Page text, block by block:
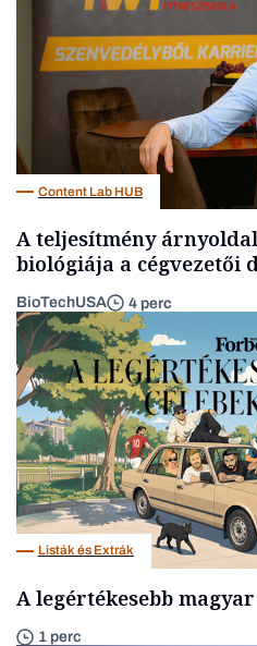
Content Lab HUB
A teljesítmény
biológiája a cégvezetői
BioTechUSA 4 perc
Listák és Extrák
A legértékesebb magyar
1 perc